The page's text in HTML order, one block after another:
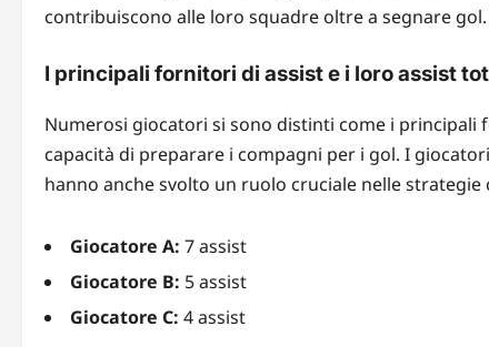
contribuiscono alle loro squadre oltre a segnare gol.
I principali fornitori di assist e i loro assist
Numerosi giocatori si sono distinti come i
capacità di preparare i compagni per i gol. I
hanno anche svolto un ruolo cruciale nelle
Giocatore A: 7 assist
Giocatore B: 5 assist
Giocatore C: 4 assist